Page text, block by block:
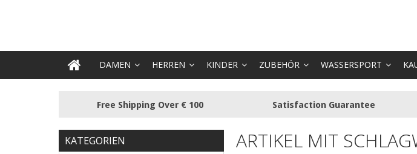
DAMEN HERREN KINDER ZUBEHÖR WASSERSPORT
Free Shipping Over € 100 Satisfaction Guarantee
KATEGORIEN ARTIKEL MIT